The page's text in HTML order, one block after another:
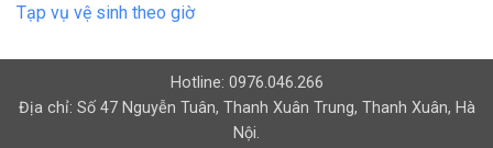
Tạp vụ vệ sinh theo giờ
Hotline: 0976.046.266
Địa chỉ: Số 47 Nguyễn Tuân, Thanh Xuân Trung, Thanh Xuân, Hà
Nội.